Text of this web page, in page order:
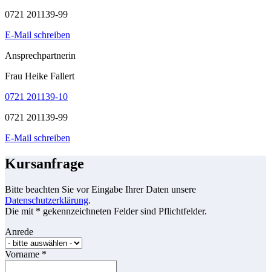
0721 201139-99
E-Mail schreiben
Ansprechpartnerin
Frau Heike Fallert
0721 201139-10
0721 201139-99
E-Mail schreiben
Kursanfrage
Bitte beachten Sie vor Eingabe Ihrer Daten unsere
Datenschutzerklärung.
Die mit * gekennzeichneten Felder sind Pflichtfelder.
Anrede
Vorname *